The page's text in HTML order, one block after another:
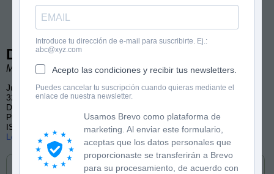
Introduce tu dirección de e-mail para suscribirte. Ej.:
abc@xyz.com
Acepto las condiciones y recibir tus newsletters.
Puedes cancelar tu suscripción cuando quieras mediante el
enlace de nuestra newsletter.
Usamos Brevo como plataforma de
marketing. Al enviar este formulario,
aceptas que los datos personales que
proporcionaste se transferirán a Brevo
para su procesamiento, de acuerdo con
De lobos y dioses
Marina Tena Tena
Juvenil
328 páginas
Dioses, acción, amistad
Publicado por Fandom Books
ISBN: 9788418027819
Lee las primeras páginas
Cómpralo en